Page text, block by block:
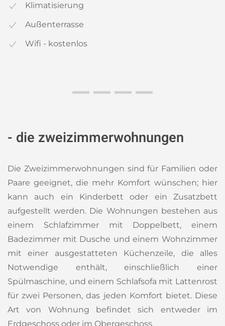
Klimatisierung
Außenterrasse
Wifi - kostenlos
- die zweizimmerwohnungen
Die Zweizimmerwohnungen sind für Familien oder
Paare geeignet, die mehr Komfort wünschen; hier
kann auch ein Kinderbett oder ein Zusatzbett
aufgestellt werden. Die Wohnungen bestehen aus
einem Schlafzimmer mit Doppelbett, einem
Badezimmer mit Dusche und einem Wohnzimmer
mit einer ausgestatteten Küchenzeile, die alles
Notwendige enthält, einschließlich einer
Spülmaschine, und einem Schlafsofa mit Lattenrost
für zwei Personen, das jeden Komfort bietet. Diese
Art von Wohnung befindet sich entweder im
Erdgeschoss oder im Obergeschoss.